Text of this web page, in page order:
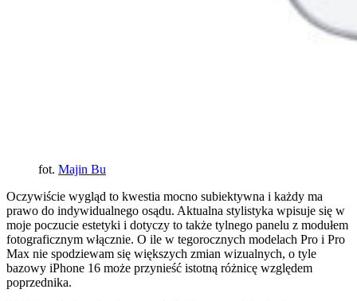
fot. Majin Bu
Oczywiście wygląd to kwestia mocno subiektywna i każdy ma
prawo do indywidualnego osądu. Aktualna stylistyka wpisuje się w
moje poczucie estetyki i dotyczy to także tylnego panelu z modułem
fotograficznym włącznie. O ile w tegorocznych modelach Pro i Pro
Max nie spodziewam się większych zmian wizualnych, o tyle
bazowy iPhone 16 może przynieść istotną różnicę względem
poprzednika.